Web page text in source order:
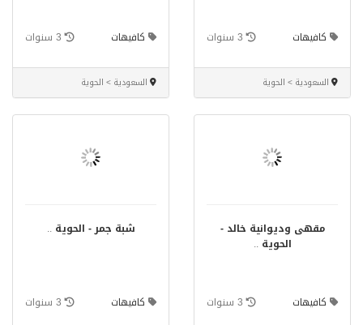
كافيهات 3 سنوات
السعودية > الحوية
كافيهات 3 سنوات
السعودية > الحوية
مقهى وديوانية خالد -
الحوية ..
كافيهات 3 سنوات
شبة جمر - الحوية ..
كافيهات 3 سنوات